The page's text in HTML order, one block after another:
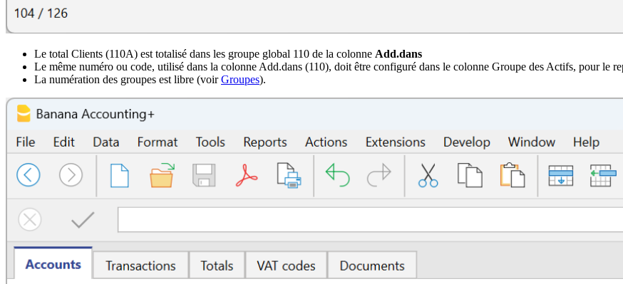
Le total Clients (110A) est totalisé dans les groupe global 110 de la colonne Add.dans
Le même numéro ou code, utilisé dans la colonne Add.dans (110), doit être configuré dans le colonne Groupe des Actifs, pour le
La numération des groupes est libre (voirGroupes).